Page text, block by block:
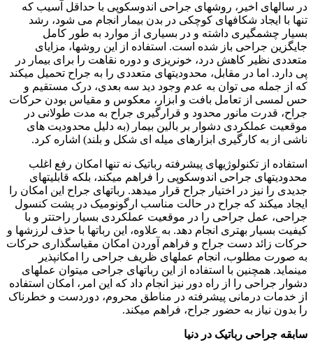
در سالهای اخیر، روشهای جراحی اندوسکوپی با حداقل آسیب که
تنها با ایجاد شکافهای کوچکی در بدن بیمار انجام می شود، رشد
بسیار چشمگیری داشته و در بسیاری از موارد به طور کامل
جایگزین جراحی باز شده است. استفاده از این روشها، مزایای
متعددی نظیر کاهش درد، خونریزی و دوره نقاهت را برای بیمار در
پی دارد. اما در مقابل، محدودیتهای متعددی را به جراح تحمیل میکند
که از جمله می توان به عدم وجود دید سه بعدی، درک مستقیم و
حس لمسی از تعامل بافت و ابزار، معکوس و مقیاس بودن حرکات
جراح، قدرت مانور محدود و قرارگیری جراح به مدت طولانی در
موقعیت عملکردی دشوار بر بالین بیمار (به دلیل محدودیت های
ناشی از به کارگیری ابزارهای میله ای شکل و بلند) اشاره کرد.
استفاده از تکنولوژیهای پیشرفته رباتیک نه تنها امکان رفع اغلب
محدودیتهای جراحی اندوسکوپی را فراهم میکند، بلکه قابلیتهای
جدیدی را نیز در اختیار جراح قرار میدهد. رباتهای جراح این امکان را
ایجاد میکند که جراح در حالت مناسب ارگونومیک در پشت کنسول
جراحی، عمل جراحی را در موقعیت عملکردی بسیار راحتتر و با
کیفیت بسیار بهتری انجام دهد. به علاوه، این رباتها با حذف لرزشها و
حرکات زائد دست جراح و فراهم آوردن امکان مقیاسگذاری حرکات
به صورت مطلوب، انجام عملهای ظریف جراحی را امکانپذیر
مینماید. همچنین با استفاده از این رباتهای جراحی میتوان عملهای
دشوار جراحی را از راه دور نیز انجام داد که این امر، امکان استفاده
از خدمات درمانی پیشرفته در مناطق محروم، دوردست و خطرناک
را بدون نیاز به حضور جراح، فراهم میکند.
سابقه جراحی رباتیک در دنیا